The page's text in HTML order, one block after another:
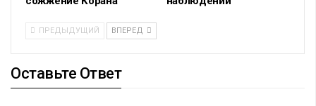
ПРЕДЫДУЩИЙ ВПЕРЕД
Оставьте Ответ